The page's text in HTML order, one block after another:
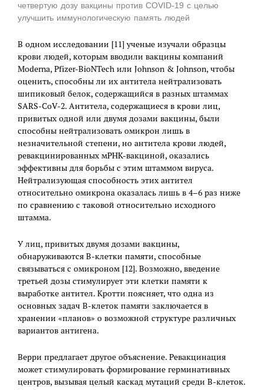
четвертую дозу вакцины против COVID-19 с целью
улучшить иммунологическую память людей
В одном исследовании [11] ученые изучали образцы
крови людей, которым вводили вакцины компаний
Moderna, Pfizer-BioNTech или Johnson & Johnson, чтобы
оценить, способны ли их антитела нейтрализовать
шипиковый белок, содержащийся в разных штаммах
SARS-CoV-2. Антитела, содержащиеся в крови лиц,
привитых одной или двумя дозами вакцины, были
способны нейтрализовать омикрон лишь в
незначительной степени, но антитела крови людей,
ревакцинированных мРНК-вакциной, оказались
эффективны для борьбы с этим штаммом вируса.
Нейтрализующая способность этих антител
относительно омикрона оказалась лишь в 4–6 раз ниже
по сравнению с таковой относительно исходного
штамма.
У лиц, привитых двумя дозами вакцины,
обнаруживаются В-клетки памяти, способные
связываться с омикроном [12]. Возможно, введение
третьей дозы стимулирует эти клетки памяти к
выработке антител. Кротти поясняет, что одна из
основных задач В-клеток памяти заключается в
хранении «планов» о возможной структуре различных
вариантов антигена.
Верри предлагает другое объяснение. Ревакцинация
может стимулировать формирование герминативных
центров, вызывая целый каскад мутаций среди В-клеток.